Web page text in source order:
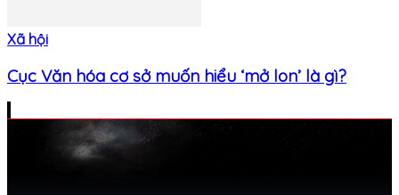
Xã hội
Cục Văn hóa cơ sở muốn hiểu ‘mở lon’ là gì?